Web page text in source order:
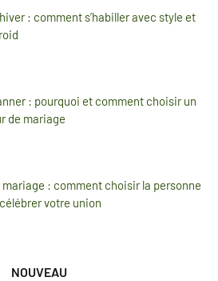
: comment s’habiller avec style et
: pourquoi et comment choisir un
de mariage
: comment choisir la personne
votre union
NOUVEAU